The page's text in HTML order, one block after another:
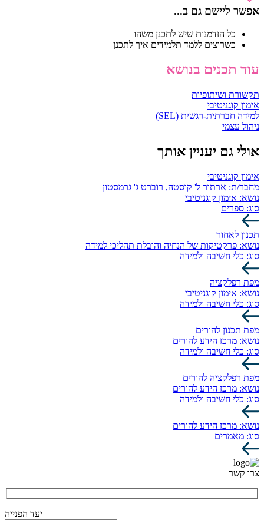
אפשר ליישם גם ב...
כל הזדמנות שיש לתכנן משהו
כשרוצים ללמד תלמידים איך לתכנן
עוד תכנים בנושא
תקשורת ושיתופיות
אימון קוגניטיבי
למידה חברתית-רגשית (SEL)
ניהול עצמי
אולי גם יעניין אותך
אימון קוגניטיבי
מחבר/ת: ארתור ל' קוסטה, רוברט ג' גרמסטון
נושא: אימון קוגניטיבי
סוג: ספרים
תכנון לאחור
נושא: פרקטיקות של הנחיה והובלת תהליכי למידה
סוג: כלי חשיבה ולמידה
מפת רפלקציה
נושא: אימון קוגניטיבי
סוג: כלי חשיבה ולמידה
מפת תכנון להורים
נושא: מרכז הידע להורים
סוג: כלי חשיבה ולמידה
מפת רפלקציה להורים
נושא: מרכז הידע להורים
סוג: כלי חשיבה ולמידה
נושא: מרכז הידע להורים
סוג: מאמרים
צרו קשר
יעד הפנייה